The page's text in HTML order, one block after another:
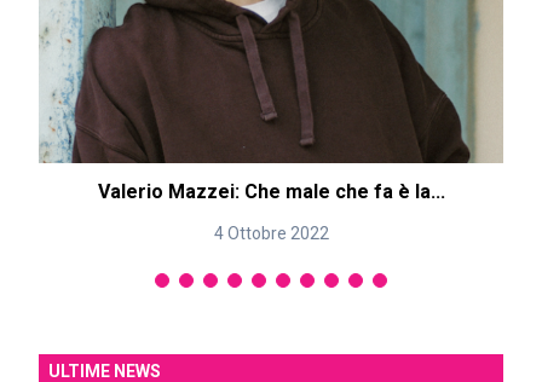
Valerio Mazzei: Che male che fa è la...
4 Ottobre 2022
ULTIME NEWS